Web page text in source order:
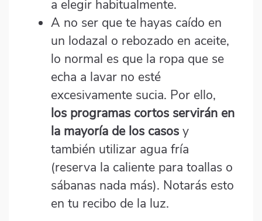
a elegir habitualmente.
A no ser que te hayas caído en
un lodazal o rebozado en aceite,
lo normal es que la ropa que se
echa a lavar no esté
excesivamente sucia. Por ello,
los programas cortos servirán en
la mayoría de los casos y
también utilizar agua fría
(reserva la caliente para toallas o
sábanas nada más). Notarás esto
en tu recibo de la luz.